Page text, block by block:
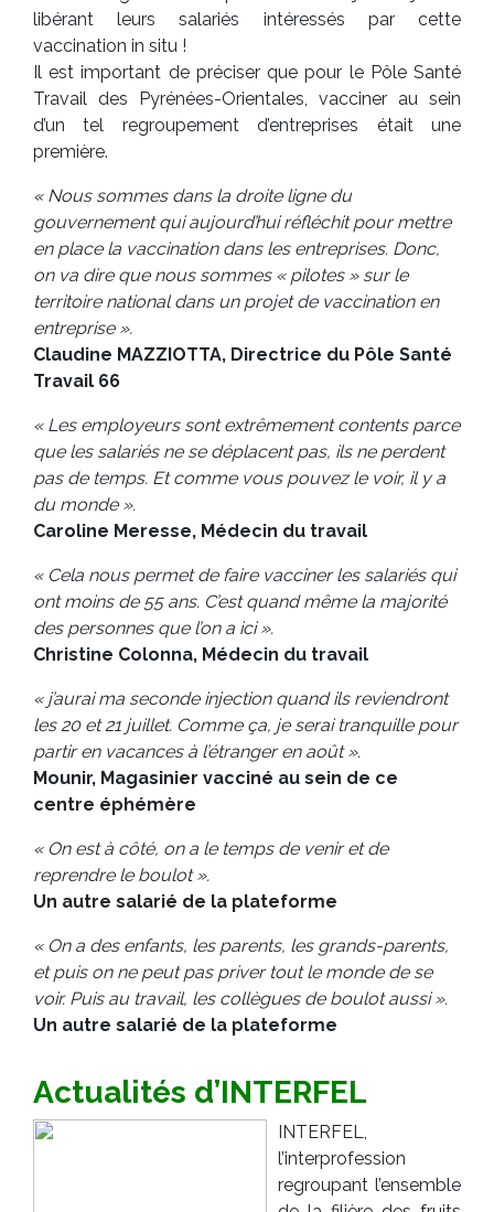
libérant leurs salariés intéressés par cette
vaccination in situ !
Il est important de préciser que pour le Pôle Santé
Travail des Pyrénées-Orientales, vacciner au sein
d’un tel regroupement d’entreprises était une
première.
« Nous sommes dans la droite ligne du
gouvernement qui aujourd’hui réfléchit pour mettre
en place la vaccination dans les entreprises. Donc,
on va dire que nous sommes « pilotes » sur le
territoire national dans un projet de vaccination en
entreprise ».
Claudine MAZZIOTTA, Directrice du Pôle Santé
Travail 66
« Les employeurs sont extrêmement contents parce
que les salariés ne se déplacent pas, ils ne perdent
pas de temps. Et comme vous pouvez le voir, il y a
du monde ».
Caroline Meresse, Médecin du travail
« Cela nous permet de faire vacciner les salariés qui
ont moins de 55 ans. C’est quand même la majorité
des personnes que l’on a ici ».
Christine Colonna, Médecin du travail
« j’aurai ma seconde injection quand ils reviendront
les 20 et 21 juillet. Comme ça, je serai tranquille pour
partir en vacances à l’étranger en août ».
Mounir, Magasinier vacciné au sein de ce
centre éphémère
« On est à côté, on a le temps de venir et de
reprendre le boulot ».
Un autre salarié de la plateforme
« On a des enfants, les parents, les grands-parents,
et puis on ne peut pas priver tout le monde de se
voir. Puis au travail, les collègues de boulot aussi ».
Un autre salarié de la plateforme
Actualités d’INTERFEL
INTERFEL,
l’interprofession
regroupant l’ensemble